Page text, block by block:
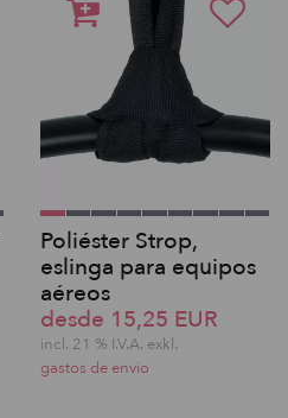
Poliéster Strop,
eslinga para equipos
aéreos
desde 15,25 EUR
incl. 21 % I.V.A. exkl.
gastos de envio